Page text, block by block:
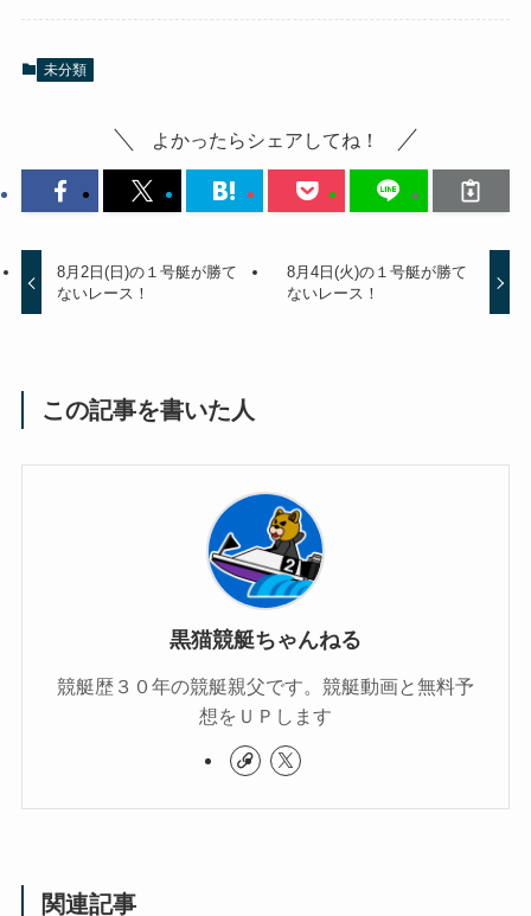
未分類
よかったらシェアしてね！
8月2日(日)の１号艇が勝て
ないレース！
8月4日(火)の１号艇が勝て
ないレース！
この記事を書いた人
黒猫競艇ちゃんねる
競艇歴３０年の競艇親父です。競艇動画と無料予
想をＵＰします
関連記事